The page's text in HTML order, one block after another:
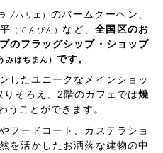
ブハリエ） のバームクーヘン、
（てんびん） など、全国区のお
のフラッグシップ・ショップ
みはちまん） です。
したユニークなメインショッ
そろえ、2階のカフェでは焼
うことができます。
フードコート、カステラショ
を活かしたお洒落な建物の中